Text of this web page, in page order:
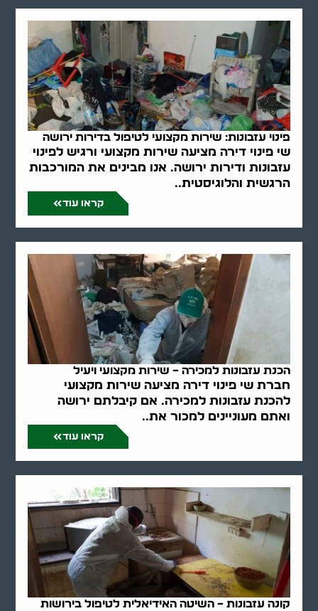
פינוי עזבונות: שירות מקצועי לטיפול בדירות ירושה
שי פינוי דירה מציעה שירות מקצועי ורגיש לפינוי
עזבונות ודירות ירושה. אנו מבינים את המורכבות
הרגשית והלוגיסטית..
קראו עוד
הכנת עזבונות למכירה – שירות מקצועי ויעיל
חברת שי פינוי דירה מציעה שירות מקצועי
להכנת עזבונות למכירה. אם קיבלתם ירושה
ואתם מעוניינים למכור את..
קראו עוד
קונה עזבונות – השיטה האידיאלית לטיפול בירושות